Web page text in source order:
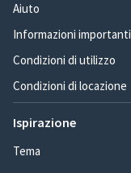
Aiuto
Informazioni importanti
Condizioni di utilizzo
Condizioni di locazione
Ispirazione
Tema